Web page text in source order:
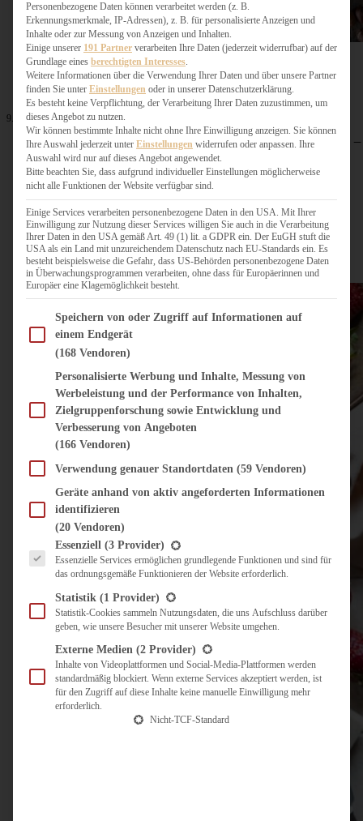
9. August 2023
ZUM BEITRAG
Meine 10 besten Rezepte mit Zwetschgen und Pflaumen –
einfach und gelingsicher
Personenbezogene Daten können verarbeitet werden (z. B.
Erkennungsmerkmale, IP-Adressen), z. B. für personalisierte Anzeigen und
Inhalte oder zur Messung von Anzeigen und Inhalten.
Einige unserer 191 Partner verarbeiten Ihre Daten (jederzeit widerrufbar) auf der
Grundlage eines berechtigten Interesses.
Weitere Informationen über die Verwendung Ihrer Daten und über unsere Partner
finden Sie unter Einstellungen oder in unserer Datenschutzerklärung.
Es besteht keine Verpflichtung, der Verarbeitung Ihrer Daten zuzustimmen, um
dieses Angebot zu nutzen.
Wir können bestimmte Inhalte nicht ohne Ihre Einwilligung anzeigen. Sie können
Ihre Auswahl jederzeit unter Einstellungen widerrufen oder anpassen. Ihre
Auswahl wird nur auf dieses Angebot angewendet.
Bitte beachten Sie, dass aufgrund individueller Einstellungen möglicherweise
nicht alle Funktionen der Website verfügbar sind.
Einige Services verarbeiten personenbezogene Daten in den USA. Mit Ihrer
Einwilligung zur Nutzung dieser Services willigen Sie auch in die Verarbeitung
Ihrer Daten in den USA gemäß Art. 49 (1) lit. a GDPR ein. Der EuGH stuft die
USA als ein Land mit unzureichendem Datenschutz nach EU-Standards ein. Es
besteht beispielsweise die Gefahr, dass US-Behörden personenbezogene Daten
in Überwachungsprogrammen verarbeiten, ohne dass für Europäerinnen und
Europäer eine Klagemöglichkeit besteht.
Im Folgenden finden Sie eine Liste der Zwecke des IAB Transparency and Consent
Speichern von oder Zugriff auf Informationen auf
einem Endgerät
(168 Vendoren)
Personalisierte Werbung und Inhalte, Messung von
Werbeleistung und der Performance von Inhalten,
Zielgruppenforschung sowie Entwicklung und
Verbesserung von Angeboten
(166 Vendoren)
Verwendung genauer Standortdaten (59 Vendoren)
Geräte anhand von aktiv angeforderten Informationen
identifizieren
(20 Vendoren)
Es folgt eine Liste der Service-Gruppen, für die eine Einwilligung erteilt werden
Essenziell (3 Provider)
Essenzielle Services ermöglichen grundlegende Funktionen und sind für
das ordnungsgemäße Funktionieren der Website erforderlich.
Statistik (1 Provider)
Statistik-Cookies sammeln Nutzungsdaten, die uns Aufschluss darüber
geben, wie unsere Besucher mit unserer Website umgehen.
Externe Medien (2 Provider)
Inhalte von Videoplattformen und Social-Media-Plattformen werden
standardmäßig blockiert. Wenn externe Services akzeptiert werden, ist
für den Zugriff auf diese Inhalte keine manuelle Einwilligung mehr
erforderlich.
Nicht-TCF-Standard